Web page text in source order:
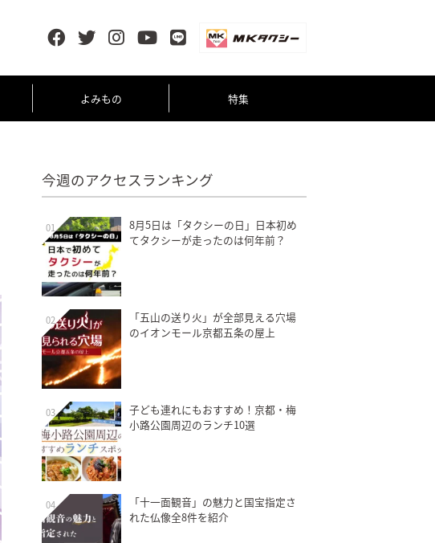
よみもの 特集
今週のアクセスランキング
01
8月5日は「タクシーの日」日本初め
てタクシーが走ったのは何年前？
02
「五山の送り火」が全部見える穴場
のイオンモール京都五条の屋上
03
子ども連れにもおすすめ！京都・梅
小路公園周辺のランチ10選
04
「十一面観音」の魅力と国宝指定さ
れた仏像全8件を紹介